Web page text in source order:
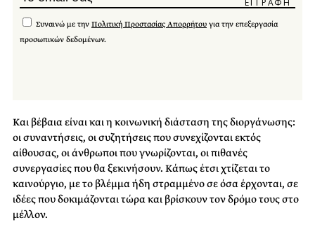
Συναινώ με την Πολιτική Προστασίας Απορρήτου για την επεξεργασία
προσωπικών δεδομένων.
Και βέβαια είναι και η κοινωνική διάσταση της διοργάνωσης:
οι συναντήσεις, οι συζητήσεις που συνεχίζονται εκτός
αίθουσας, οι άνθρωποι που γνωρίζονται, οι πιθανές
συνεργασίες που θα ξεκινήσουν. Κάπως έτσι χτίζεται το
καινούργιο, με το βλέμμα ήδη στραμμένο σε όσα έρχονται, σε
ιδέες που δοκιμάζονται τώρα και βρίσκουν τον δρόμο τους στο
μέλλον.